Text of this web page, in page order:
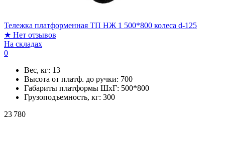
Тележка платформенная ТП НЖ 1 500*800 колеса d-125
★ Нет отзывов
На складах
0
Вес, кг: 13
Высота от платф. до ручки: 700
Габариты платформы ШxГ: 500*800
Грузоподъемность, кг: 300
23 780